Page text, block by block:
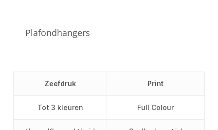
Plafondhangers
Zeefdruk Print
Tot 3 kleuren Full Colour